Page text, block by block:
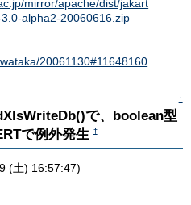
mirror/apache/dist/jakart
alpha2-20060616.zip
20061130#11648160
↑
で、boolean型
で例外発生 †
(土) 16:57:47)